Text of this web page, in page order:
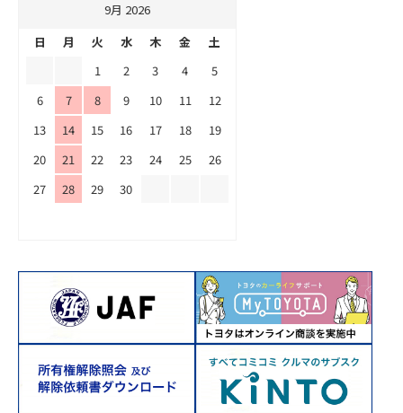
9月 2026
日
月 火 水 木 金
土
1
2 3 4
5
6
7 8 9 10 11
12
13
14 15 16 17 18
19
20
21 22 23 24 25
26
27
28 29 30